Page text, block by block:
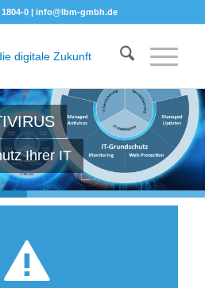
0 | info@lbm-gmbh.de
Ihrer IT